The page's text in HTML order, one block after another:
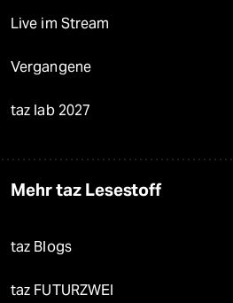
Live im Stream
Vergangene
taz lab 2027
Mehr taz Lesestoff
taz Blogs
taz FUTURZWEI